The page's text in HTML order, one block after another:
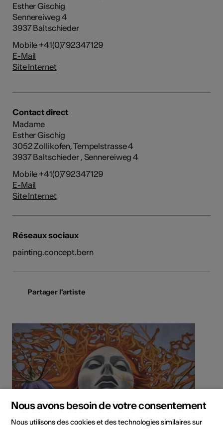
Esther Gischig
Sennereiweg 4
3937 Baltschieder
Mobile +41(0)792347129
E-Mail
Site Internet
Contact direct
Madame
Esther Gischig
3052 Zollikofen, Tempelstrasse 4
3937 Baltschieder , Sennereiweg 4
Mobile +41(0)792347129
E-Mail
Site Internet
Réseaux sociaux
painting.concept.bern
Partager l'artiste
Nous avons besoin de votre consentement
Nous utilisons des cookies et des technologies similaires sur